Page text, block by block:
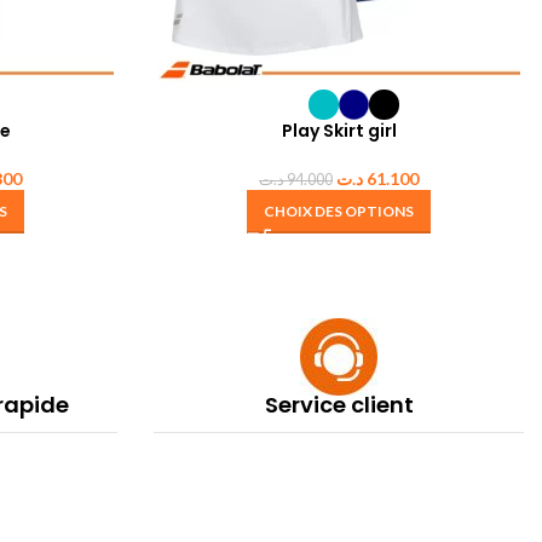
Play Skirt girl
94.000د.ت 61.100 د.ت
CHOIX DES OPTIONS
Service client